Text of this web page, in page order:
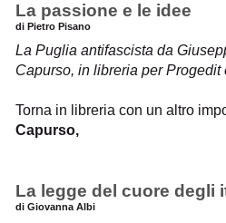
La passione e le idee
di Pietro Pisano
La Puglia antifascista da
Capurso, in libreria per Progedit
Torna in libreria con un altro
Capurso,
La legge del cuore degli
di Giovanna Albi